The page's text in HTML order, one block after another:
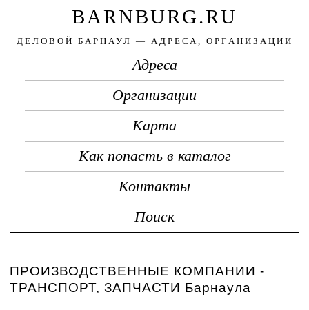
BARNBURG.RU
ДЕЛОВОЙ БАРНАУЛ — АДРЕСА, ОРГАНИЗАЦИИ
Адреса
Организации
Карта
Как попасть в каталог
Контакты
Поиск
ПРОИЗВОДСТВЕННЫЕ КОМПАНИИ -
ТРАНСПОРТ, ЗАПЧАСТИ Барнаула